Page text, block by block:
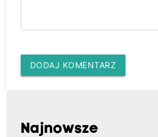
DODAJ KOMENTARZ
Najnowsze